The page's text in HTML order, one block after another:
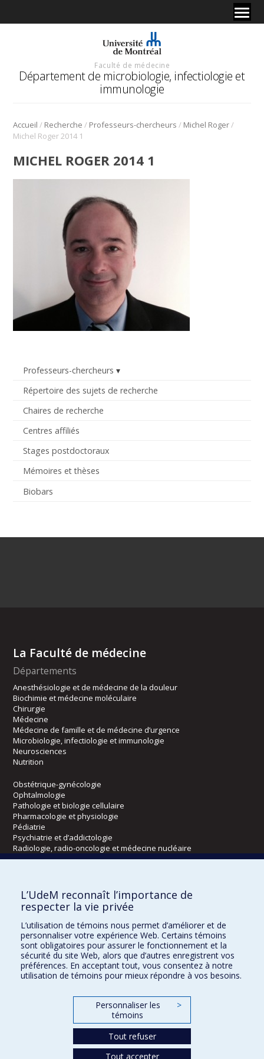
Faculté de médecine
Département de microbiologie, infectiologie et
immunologie
Accueil / Recherche / Professeurs-chercheurs / Michel Roger/
Michel Roger 2014 1
Professeurs-chercheurs
Répertoire des sujets de recherche
Chaires de recherche
Centres affiliés
Stages postdoctoraux
Mémoires et thèses
Biobars
MICHEL ROGER 2014 1
La Faculté de médecine
Départements
Anesthésiologie et de médecine de la douleur
Biochimie et médecine moléculaire
Chirurgie
Médecine
Médecine de famille et de médecine d’urgence
Microbiologie, infectiologie et immunologie
Neurosciences
Nutrition
Obstétrique-gynécologie
Ophtalmologie
Pathologie et biologie cellulaire
Pharmacologie et physiologie
Pédiatrie
Psychiatrie et d’addictologie
Radiologie, radio-oncologie et médecine nucléaire
Écoles
Kinésiologie et des sciences de l’activité physique
Orthophonie et audiologie
Réadaptation
Directions
DPC
CPASS
L’UdeM reconnaît l’importance de
respecter la vie privée
L’utilisation de témoins nous permet d’améliorer et de
personnaliser votre expérience Web. Certains témoins
sont obligatoires pour assurer le fonctionnement et la
sécurité du site Web, alors que d’autres enregistrent vos
préférences. En acceptant tout, vous consentez à notre
utilisation de témoins pour mieux répondre à vos besoins.
Personnaliser les
témoins
>
Tout refuser
Tout accepter